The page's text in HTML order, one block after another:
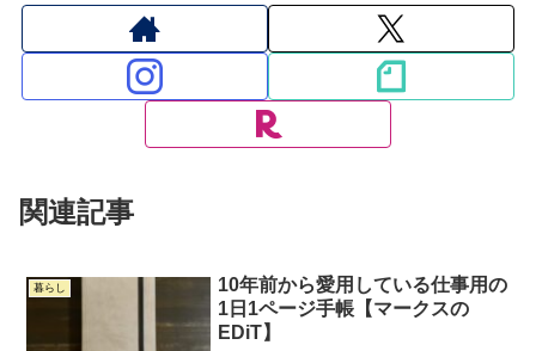
関連記事
暮らし
10年前から愛用している仕事用の
1日1ページ手帳【マークスの
EDiT】